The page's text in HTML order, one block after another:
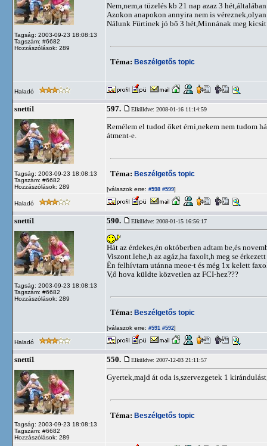
Tagság: 2003-09-23 18:08:13
Tagszám: #6682
Hozzászólások: 289
Nem,nem,a tüzelés kb 21 nap azaz 3
Azokon anapokon annyira nem is
Nálunk Fürtinek jó bő 3 hét,Minnának meg
Téma: Beszélgetős topic
Haladó
snetti1
Tagság: 2003-09-23 18:08:13
Tagszám: #6682
Hozzászólások: 289
597. Elküldve: 2008-01-16 11:14:59
Remélem el tudod őket érni,nekem nem tudom
átment-e.
Téma: Beszélgetős topic
[válaszok erre: #598 #599]
Haladó
snetti1
Tagság: 2003-09-23 18:08:13
Tagszám: #6682
Hozzászólások: 289
590. Elküldve: 2008-01-15 16:56:17
Hát az érdekes,én októberben adtam be,és
Viszont.lehe,h az agáz,ha faxolt,h meg se
Én felhívtam utánna meoe-t és még 1x kelett
V,ő hova küldte közvetlen az FCI-hez???
Téma: Beszélgetős topic
[válaszok erre: #591 #592]
Haladó
snetti1
Tagság: 2003-09-23 18:08:13
Tagszám: #6682
Hozzászólások: 289
550. Elküldve: 2007-12-03 21:11:57
Gyertek,majd át oda is,szervezgetek 1
Téma: Beszélgetős topic